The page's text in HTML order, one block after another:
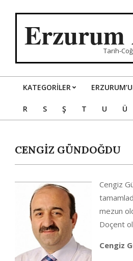
Erzurum
Tarih-
Primary
Navigation
KATEGORILER
R S Ş T U Ü
CENGİZ GÜNDOĞDU
Cengiz
mezun
Doçent
Cengiz